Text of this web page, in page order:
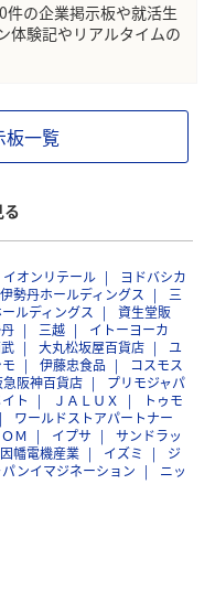
の企業掲示板や就活生
体験記やリアルタイムの
板一覧
イオンリテール
ヨドバシカ
勢丹ホールディングス
三
ルディングス
資生堂販
三越
イトーヨーカ
大丸松坂屋百貨店
ユ
伊藤忠食品
コスモス
急阪神百貨店
プリモジャパ
ト ＪＡＬＵＸ
トゥモ
ワールドストアパートナー
Ｍ イプサ
サンドラッ
因幡電機産業 イズミ
ジ
パンイマジネーション
ニッ